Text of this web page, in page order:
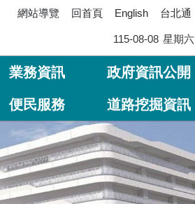
網站導覽 回首頁 English 台北通
115-08-08 星期六
業務資訊 政府資訊公開
便民服務 道路挖掘資訊